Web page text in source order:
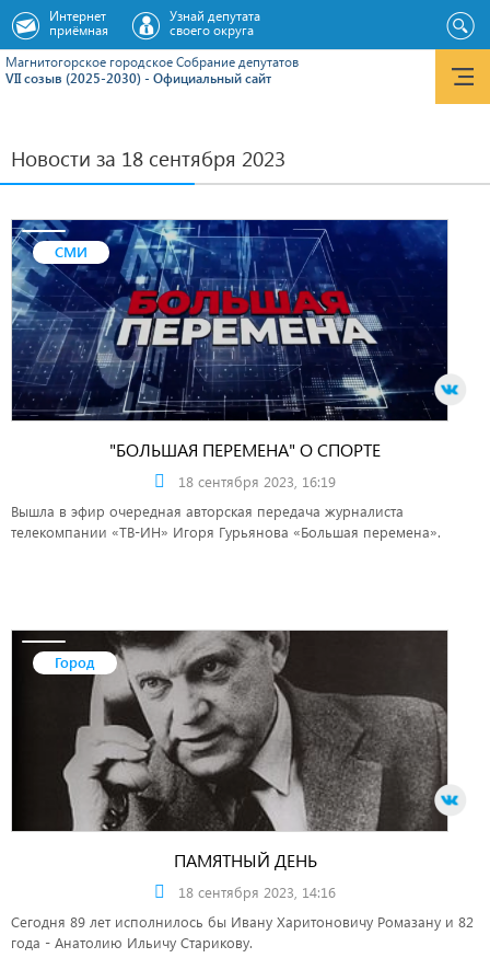
Магнитогорское городское Cобрание депутатов
VII созыв (2025-2030) - Официальный сайт
Интернет
приёмная
Узнай депутата
своего округа
Новости за 18 сентября 2023
СМИ
"БОЛЬШАЯ ПЕРЕМЕНА" О СПОРТЕ
18 сентября 2023, 16:19
Вышла в эфир очередная авторская передача журналиста
телекомпании «ТВ-ИН» Игоря Гурьянова «Большая перемена».
Город
ПАМЯТНЫЙ ДЕНЬ
18 сентября 2023, 14:16
Сегодня 89 лет исполнилось бы Ивану Харитоновичу Ромазану и 82
года - Анатолию Ильичу Старикову.